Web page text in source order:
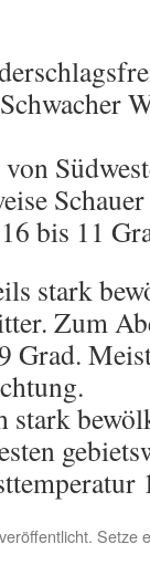
bis 11
stark
Zum
Grad.
veröffentlicht. Setze